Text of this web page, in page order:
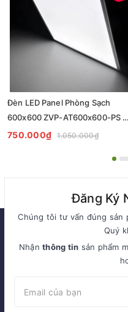
Đèn LED Panel Phòng Sạch
600x600 ZVP-AT600x600-PS -
Tiêu Chuẩn Chiếu Sáng
750.000₫ 1.050.000₫
Đăng Ký
Chúng tôi tư vấn đúng sản
Quý
Nhậnthông tin sản phẩm